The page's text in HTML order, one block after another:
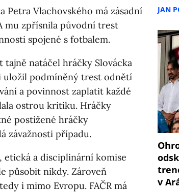
Petra Vlachovského má zásadní
mu zpřísnila původní trest
spojené s fotbalem.
natáčel hráčky Slovácka
uložil podmíněný trest odnětí
a povinnost zaplatit každé
ostrou kritiku. Hráčky
postižené hráčky
závažnosti případu.
etická a disciplinární komise
působit nikdy. Zároveň
i mimo Evropu. FAČR má
JAN
v